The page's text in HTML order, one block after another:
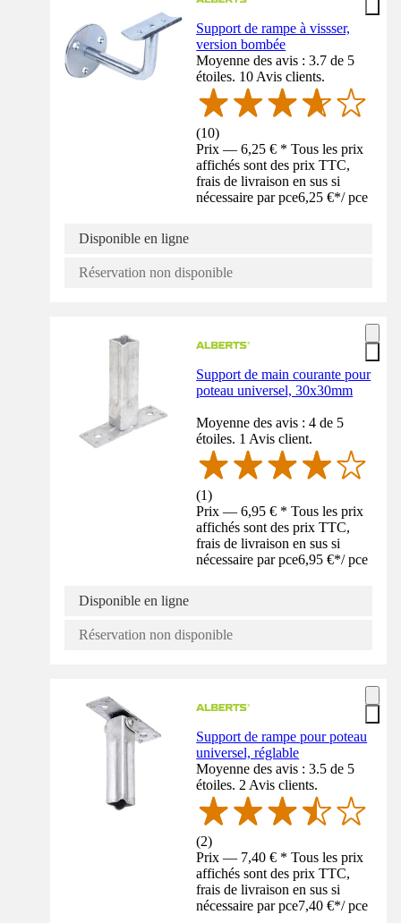
Support de rampe à vissser,
version bombée
Moyenne des avis : 3.7 de 5
étoiles. 10 Avis clients.
(10)
Prix — 6,25 € * Tous les prix
affichés sont des prix TTC,
frais de livraison en sus si
nécessaire par pce6,25 €*/ pce
Disponible en ligne
Réservation non disponible
Support de main courante pour
poteau universel, 30x30mm
Moyenne des avis : 4 de 5
étoiles. 1 Avis client.
(1)
Prix — 6,95 € * Tous les prix
affichés sont des prix TTC,
frais de livraison en sus si
nécessaire par pce6,95 €*/ pce
Disponible en ligne
Réservation non disponible
Support de rampe pour poteau
universel, réglable
Moyenne des avis : 3.5 de 5
étoiles. 2 Avis clients.
(2)
Prix — 7,40 € * Tous les prix
affichés sont des prix TTC,
frais de livraison en sus si
nécessaire par pce7,40 €*/ pce